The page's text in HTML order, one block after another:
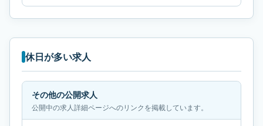
休日が多い求人
その他の公開求人
公開中の求人詳細ページへのリンクを掲載しています。